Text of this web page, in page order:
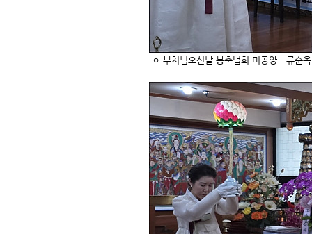
ㅇ 부처님오신날 봉축법회 미공양 - 류순